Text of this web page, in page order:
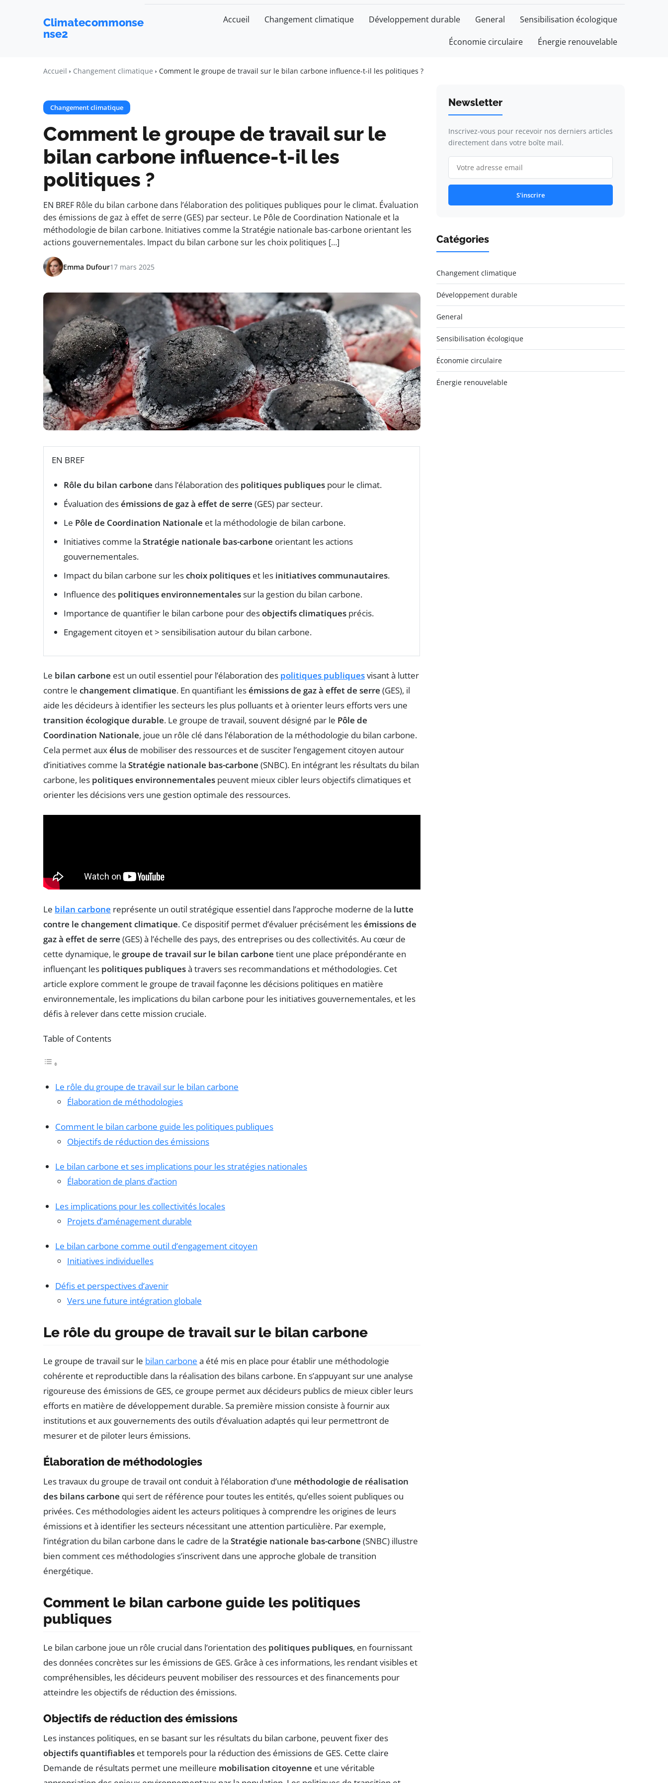
Climatecommonse
nse2
Accueil Changement climatique Développement durable General Sensibilisation écologique
Économie circulaire Énergie renouvelable
Accueil Changement climatique Comment le groupe de travail sur le bilan carbone influence-t-il les politiques ?
Changement climatique
Comment le groupe de travail sur le
bilan carbone influence-t-il les
politiques ?
EN BREF Rôle du bilan carbone dans l’élaboration des politiques publiques pour le climat. Évaluation
des émissions de gaz à effet de serre (GES) par secteur. Le Pôle de Coordination Nationale et la
méthodologie de bilan carbone. Initiatives comme la Stratégie nationale bas-carbone orientant les
actions gouvernementales. Impact du bilan carbone sur les choix politiques […]
Emma Dufour17 mars 2025
EN BREF
Rôle du bilan carbone dans l’élaboration des politiques publiques pour le climat.
Évaluation desémissions de gaz à effet de serre (GES) par secteur.
Le Pôle de Coordination Nationale et la méthodologie de bilan carbone.
Initiatives comme la Stratégie nationale bas-carbone orientant les actions
gouvernementales.
Impact du bilan carbone sur leschoix politiques et les initiatives communautaires.
Influence des politiques environnementalessur la gestion du bilan carbone.
Importance de quantifier le bilan carbone pour desobjectifs climatiques précis.
Engagement citoyen et > sensibilisation autour du bilan carbone.
Le bilan carbone est un outil essentiel pour l’élaboration des politiques publiquesvisant à lutter
contre le changement climatique. En quantifiant lesémissions de gaz à effet de serre (GES), il
aide les décideurs à identifier les secteurs les plus polluants et à orienter leurs efforts vers une
transition écologique durable. Le groupe de travail, souvent désigné par le Pôle de
Coordination Nationale, joue un rôle clé dans l’élaboration de la méthodologie du bilan carbone.
Cela permet auxélus de mobiliser des ressources et de susciter l’engagement citoyen autour
d’initiatives comme la Stratégie nationale bas-carbone (SNBC). En intégrant les résultats du bilan
carbone, les politiques environnementales peuvent mieux cibler leurs objectifs climatiques et
orienter les décisions vers une gestion optimale des ressources.
Le bilan carbone représente un outil stratégique essentiel dans l’approche moderne de la lutte
contre le changement climatique. Ce dispositif permet d’évaluer précisément lesémissions de
gaz à effet de serre (GES) à l’échelle des pays, des entreprises ou des collectivités. Au cœur de
cette dynamique, le groupe de travail sur le bilan carbone tient une place prépondérante en
influençant les politiques publiquesà travers ses recommandations et méthodologies. Cet
article explore comment le groupe de travail façonne les décisions politiques en matière
environnementale, les implications du bilan carbone pour les initiatives gouvernementales, et les
défis à relever dans cette mission cruciale.
Table of Contents
Le rôle du groupe de travail sur le bilan carbone
Élaboration de méthodologies
Comment le bilan carbone guide les politiques publiques
Objectifs de réduction des émissions
Le bilan carbone et ses implications pour les stratégies nationales
Élaboration de plans d’action
Les implications pour les collectivités locales
Projets d’aménagement durable
Le bilan carbone comme outil d’engagement citoyen
Initiatives individuelles
Défis et perspectives d’avenir
Vers une future intégration globale
Le rôle du groupe de travail sur le bilan carbone
Le groupe de travail sur le bilan carbone a été mis en place pour établir une méthodologie
cohérente et reproductible dans la réalisation des bilans carbone. En s’appuyant sur une analyse
rigoureuse des émissions de GES, ce groupe permet aux décideurs publics de mieux cibler leurs
efforts en matière de développement durable. Sa première mission consiste à fournir aux
institutions et aux gouvernements des outils d’évaluation adaptés qui leur permettront de
mesurer et de piloter leurs émissions.
Élaboration de méthodologies
Les travaux du groupe de travail ont conduit à l’élaboration d’une méthodologie de réalisation
des bilans carbone qui sert de référence pour toutes les entités, qu’elles soient publiques ou
privées. Ces méthodologies aident les acteurs politiques à comprendre les origines de leurs
émissions et à identifier les secteurs nécessitant une attention particulière. Par exemple,
l’intégration du bilan carbone dans le cadre de la Stratégie nationale bas-carbone (SNBC) illustre
bien comment ces méthodologies s’inscrivent dans une approche globale de transition
énergétique.
Comment le bilan carbone guide les politiques
publiques
Le bilan carbone joue un rôle crucial dans l’orientation des politiques publiques, en fournissant
des données concrètes sur les émissions de GES. Grâce à ces informations, les rendant visibles et
compréhensibles, les décideurs peuvent mobiliser des ressources et des financements pour
atteindre les objectifs de réduction des émissions.
Objectifs de réduction des émissions
Les instances politiques, en se basant sur les résultats du bilan carbone, peuvent fixer des
objectifs quantifiables et temporels pour la réduction des émissions de GES. Cette claire
Demande de résultats permet une meilleure mobilisation citoyenne et une véritable
Newsletter
Inscrivez-vous pour recevoir nos derniers articles
directement dans votre boîte mail.
S'inscrire
Catégories
Changement climatique
Développement durable
General
Sensibilisation écologique
Économie circulaire
Énergie renouvelable